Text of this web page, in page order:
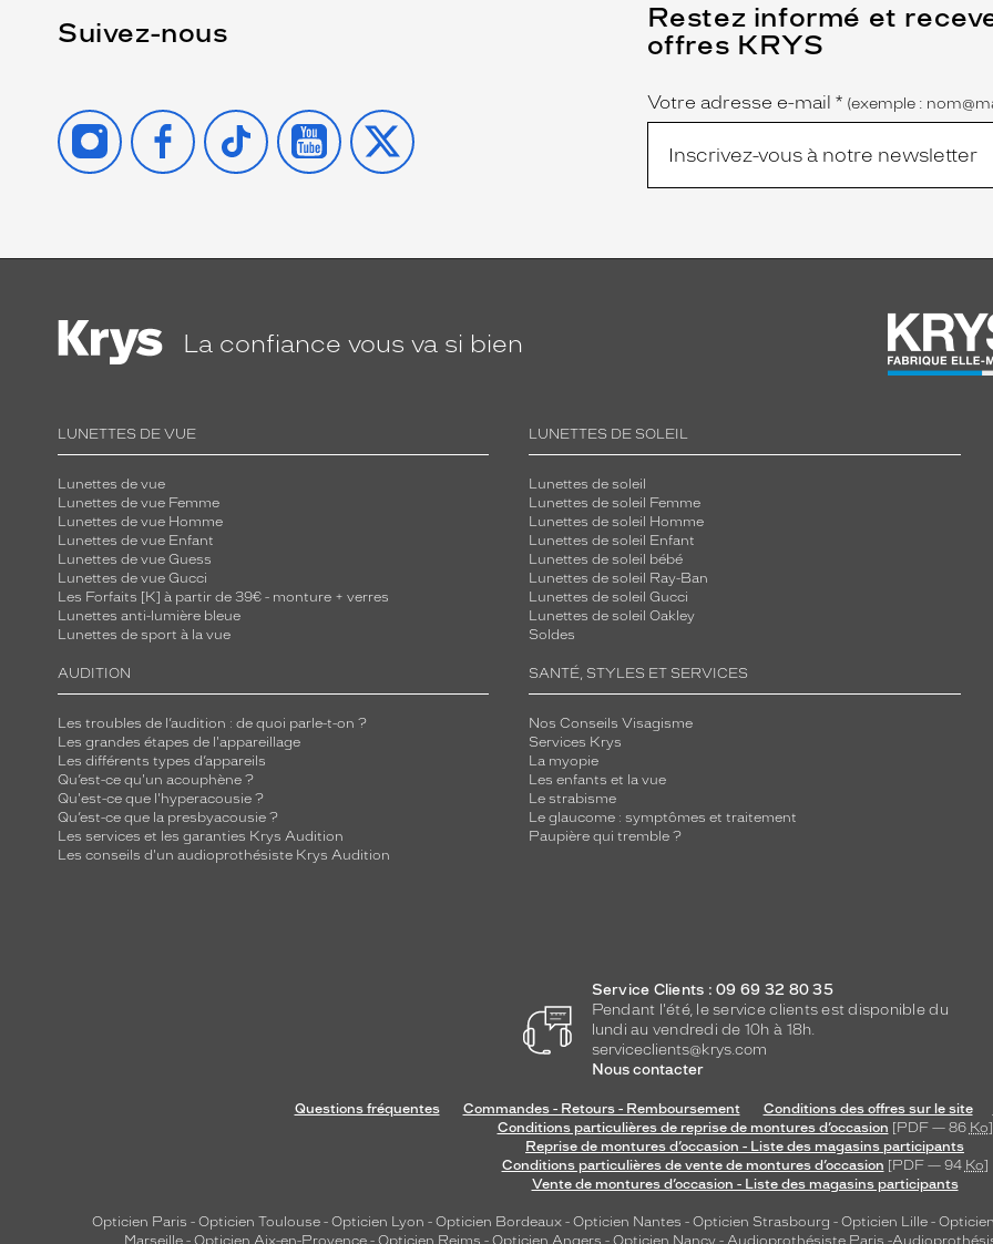
Suivez-nous
INSTAGRAMFACEBOOK
TIKTOK YOUTUBE
X
Restez informé et
offres KRYS
Name
Votre adresse e-mail *
(Ce
champ
est
obligatoire)
(exemple :
La confiance vous va si bien
LUNETTES DE VUE
Lunettes de vue
Lunettes de vue Femme
Lunettes de vue Homme
Lunettes de vue Enfant
Lunettes de vue Guess
Lunettes de vue Gucci
Les Forfaits [K] à partir de 39€ - monture + verres
Lunettes anti-lumière bleue
Lunettes de sport à la vue
LUNETTES DE SOLEIL
Lunettes de soleil
Lunettes de soleil Femme
Lunettes de soleil Homme
Lunettes de soleil Enfant
Lunettes de soleil bébé
Lunettes de soleil Ray-Ban
Lunettes de soleil Gucci
Lunettes de soleil Oakley
Soldes
AUDITION
Les troubles de l’audition : de quoi parle-t-on ?
Les grandes étapes de l'appareillage
Les différents types d’appareils
Qu’est-ce qu'un acouphène ?
Qu'est-ce que l'hyperacousie ?
Qu’est-ce que la presbyacousie ?
Les services et les garanties Krys Audition
Les conseils d'un audioprothésiste Krys Audition
SANTÉ, STYLES ET SERVICES
Nos Conseils Visagisme
Services Krys
La myopie
Les enfants et la vue
Le strabisme
Le glaucome : symptômes et traitement
Paupière qui tremble ?
Service Clients : 09 69 32 80 35
Pendant l'été, le service clients est disponible du
lundi au vendredi de 10h à 18h.
serviceclients@krys.com
Nous contacter
Questions fréquentes Commandes - Retours - Remboursement Conditions des offres sur le site
Conditions particulières de reprise de montures d’occasion [PDF — 86 Ko]
Reprise de montures d’occasion - Liste des magasins participants
Conditions particulières de vente de montures d’occasion [PDF — 94 Ko]
Vente de montures d’occasion - Liste des magasins participants
Opticien Paris - Opticien Toulouse - Opticien Lyon - Opticien Bordeaux - Opticien Nantes - Opticien Strasbourg - Opticien Lille -
Marseille - Opticien Aix-en-Provence - Opticien Reims - Opticien Angers - Opticien Nancy - Audioprothésiste Paris -